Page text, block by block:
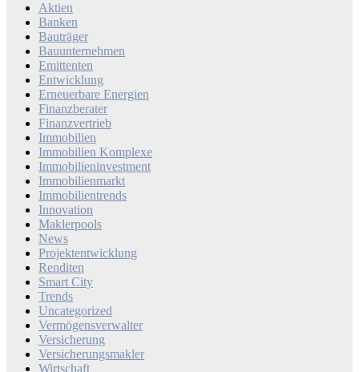
Aktien
Banken
Bauträger
Bauunternehmen
Emittenten
Entwicklung
Erneuerbare Energien
Finanzberater
Finanzvertrieb
Immobilien
Immobilien Komplexe
Immobilieninvestment
Immobilienmarkt
Immobilientrends
Innovation
Maklerpools
News
Projektentwicklung
Renditen
Smart City
Trends
Uncategorized
Vermögensverwalter
Versicherung
Versicherungsmakler
Wirtschaft